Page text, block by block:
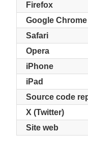
Firefox
Google Chrome
Safari
Opera
iPhone
iPad
Source code
X (Twitter)
Site web